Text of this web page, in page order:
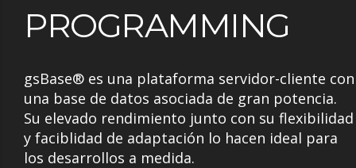
PROGRAMMING
gsBase® es una plataforma servidor-cliente con
una base de datos asociada de gran potencia.
Su elevado rendimiento junto con su flexibilidad
y faciblidad de adaptación lo hacen ideal para
los desarrollos a medida.